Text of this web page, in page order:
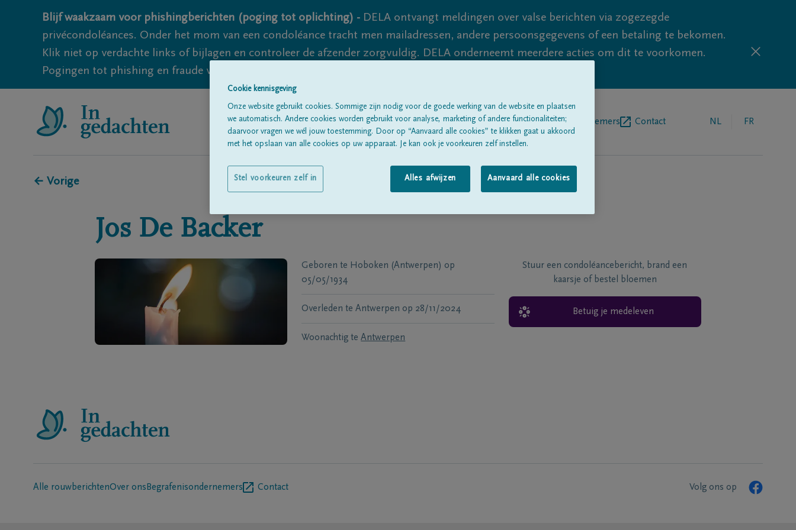
Blijf waakzaam voor phishingberichten (poging tot oplichting) - DELA ontvangt meldingen over valse berichten via zogezegde
privécondoléances. Onder het mom van een condoléance tracht men mailadressen, andere persoonsgegevens of een betaling te bekomen.
Klik niet op verdachte links of bijlagen en controleer de afzender zorgvuldig. DELA onderneemt meerdere acties om dit te voorkomen.
Pogingen tot phishing en fraude vallen echter nooit volledig uit te sluiten, dus blijf waakzaam.
Alle rouwberichten Over onsBegrafenisondernemers Contact NL FR
← Vorige
Jos De Backer
Geboren te Hoboken (Antwerpen) op
05/05/1934
Overleden te Antwerpen op 28/11/2024
Woonachtig te Antwerpen
Stuur een condoléancebericht, brand een
kaarsje of bestel bloemen
Betuig je medeleven
Alle rouwberichtenOver ons Begrafenisondernemers Contact Volg ons op
Cookie kennisgeving
Onze website gebruikt cookies. Sommige zijn nodig voor de goede werking van de website en plaatsen
we automatisch. Andere cookies worden gebruikt voor analyse, marketing of andere functionaliteiten;
daarvoor vragen we wél jouw toestemming. Door op “Aanvaard alle cookies” te klikken gaat u akkoord
met het opslaan van alle cookies op uw apparaat. Je kan ook je voorkeuren zelf instellen.
Alles afwijzen Aanvaard alle cookies
Stel voorkeuren zelf in